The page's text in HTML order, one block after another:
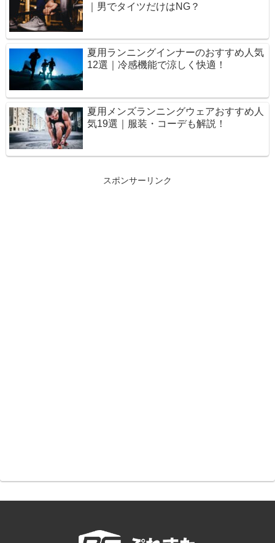
｜男でタイツだけはNG？
夏用ランニングインナーのおすすめ人気
12選｜冷感機能で涼しく快適！
夏用メンズランニングウェアおすすめ人
気19選｜服装・コーデも解説！
スポンサーリンク